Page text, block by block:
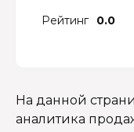
Рейтинг 0.0
На данной
аналитика